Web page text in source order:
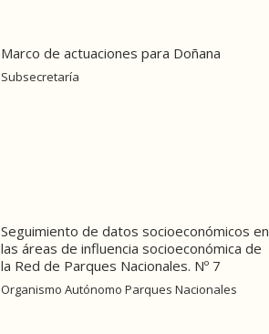
Marco de actuaciones para Doñana
Subsecretaría
Seguimiento de datos socioeconómicos en
las áreas de influencia socioeconómica de
la Red de Parques Nacionales. Nº 7
Organismo Autónomo Parques Nacionales